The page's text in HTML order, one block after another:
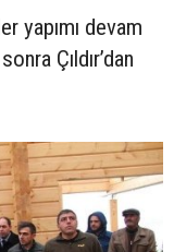
yapımı devam
Çıldır’dan